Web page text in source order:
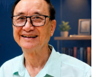
yêu - Gia đình